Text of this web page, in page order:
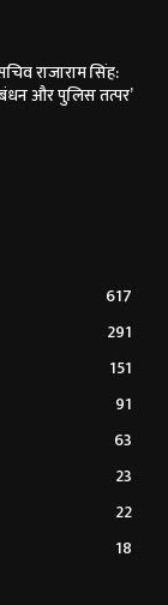
राजाराम सिंह:
और पुलिस तत्पर’
617
291
151
91
63
23
22
18